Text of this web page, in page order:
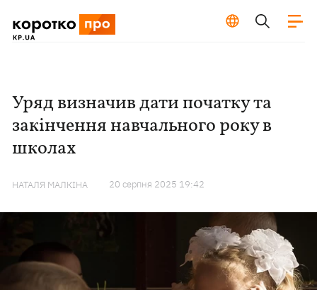
Уряд визначив дати початку та
закінчення навчального року в
школах
НАТАЛЯ МАЛКІНА 20 серпня 2025 19:42